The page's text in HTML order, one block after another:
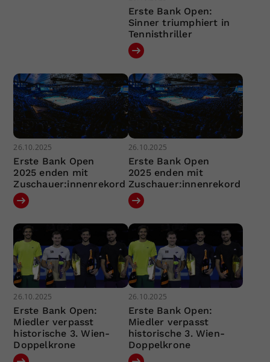
Erste Bank Open:
Sinner triumphiert in
Tennisthriller
26.10.2025
Erste Bank Open
2025 enden mit
Zuschauer:innenrekord
26.10.2025
Erste Bank Open
2025 enden mit
Zuschauer:innenrekord
26.10.2025
Erste Bank Open:
Miedler verpasst
historische 3. Wien-
Doppelkrone
26.10.2025
Erste Bank Open:
Miedler verpasst
historische 3. Wien-
Doppelkrone